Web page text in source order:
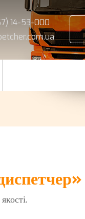
14-53-000